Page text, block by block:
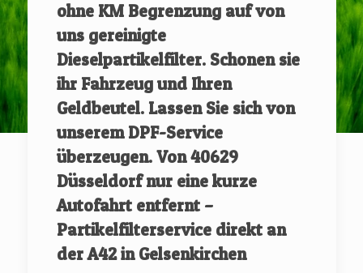
ohne KM Begrenzung auf von
uns gereinigte
Dieselpartikelfilter. Schonen sie
ihr Fahrzeug und Ihren
Geldbeutel. Lassen Sie sich von
unserem DPF-Service
überzeugen. Von40629
Düsseldorfnur eine kurze
Autofahrt entfernt –
Partikelfilterservice direkt an
der A42 in Gelsenkirchen